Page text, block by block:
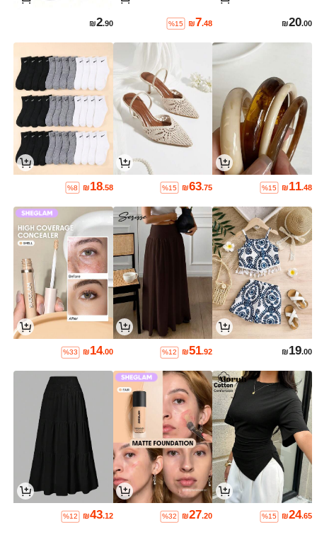
₪20.00
₪7.48
%15
₪2.90
₪11.48
%15
₪63.75
%15
₪18.58
%8
₪19.00
₪51.92
%12
₪14.00
%33
₪24.65
%15
₪27.20
%32
₪43.12
%12